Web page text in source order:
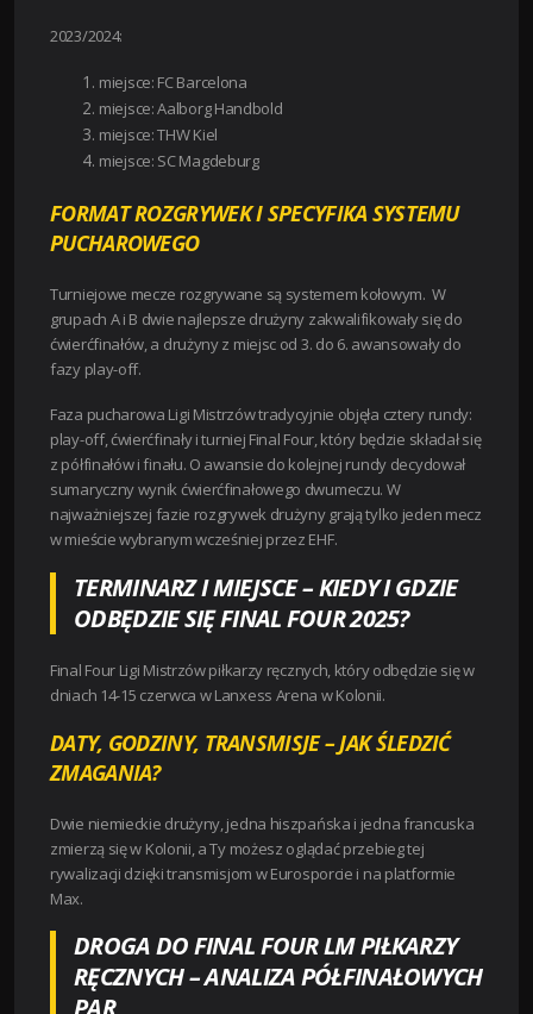
2023/2024:
miejsce: FC Barcelona
miejsce: Aalborg Handbold
miejsce: THW Kiel
miejsce: SC Magdeburg
FORMAT ROZGRYWEK I SPECYFIKA SYSTEMU
PUCHAROWEGO
Turniejowe mecze rozgrywane są systemem kołowym. W
grupach A i B dwie najlepsze drużyny zakwalifikowały się do
ćwierćfinałów, a drużyny z miejsc od 3. do 6. awansowały do
fazy play-off.
Faza pucharowa Ligi Mistrzów tradycyjnie objęła cztery rundy:
play-off, ćwierćfinały i turniej Final Four, który będzie składał się
z półfinałów i finału. O awansie do kolejnej rundy decydował
sumaryczny wynik ćwierćfinałowego dwumeczu. W
najważniejszej fazie rozgrywek drużyny grają tylko jeden mecz
w mieście wybranym wcześniej przez EHF.
TERMINARZ I MIEJSCE – KIEDY I GDZIE
ODBĘDZIE SIĘ FINAL FOUR 2025?
Final Four Ligi Mistrzów piłkarzy ręcznych, który odbędzie się w
dniach 14-15 czerwca w Lanxess Arena w Kolonii.
DATY, GODZINY, TRANSMISJE – JAK ŚLEDZIĆ
ZMAGANIA?
Dwie niemieckie drużyny, jedna hiszpańska i jedna francuska
zmierzą się w Kolonii, a Ty możesz oglądać przebieg tej
rywalizacji dzięki transmisjom w Eurosporcie i na platformie
Max.
DROGA DO FINAL FOUR LM PIŁKARZY
RĘCZNYCH – ANALIZA PÓŁFINAŁOWYCH